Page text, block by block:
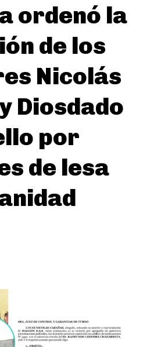
ordenó la
de los
Nicolás
Diosdado
por
de lesa